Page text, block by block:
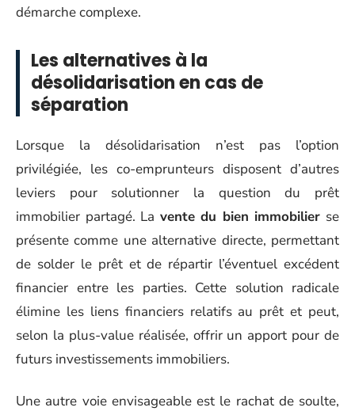
démarche complexe.
Les alternatives à la
désolidarisation en cas de
séparation
Lorsque la désolidarisation n’est pas l’option
privilégiée, les co-emprunteurs disposent d’autres
leviers pour solutionner la question du prêt
immobilier partagé. La vente du bien immobilier se
présente comme une alternative directe, permettant
de solder le prêt et de répartir l’éventuel excédent
financier entre les parties. Cette solution radicale
élimine les liens financiers relatifs au prêt et peut,
selon la plus-value réalisée, offrir un apport pour de
futurs investissements immobiliers.
Une autre voie envisageable est le rachat de soulte,